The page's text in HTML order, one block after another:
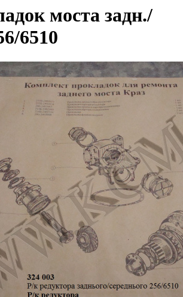
моста задн./
6510